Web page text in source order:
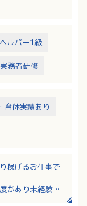
ヘルパー1級
務者研修
育休実績あり
稼げるお仕事で
があり未経験の